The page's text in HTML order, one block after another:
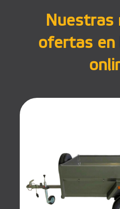
Nuestras
ofertas en